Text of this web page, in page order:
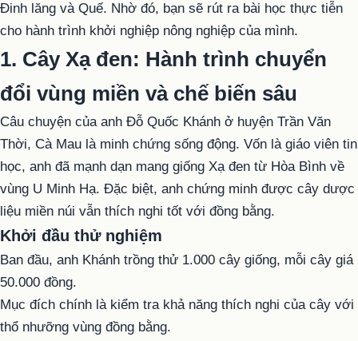
Đinh lăng và Quế. Nhờ đó, bạn sẽ rút ra bài học thực tiễn
cho hành trình khởi nghiệp nông nghiệp của mình.
1. Cây Xạ đen: Hành trình chuyển
đổi vùng miền và chế biến sâu
Câu chuyện của anh Đỗ Quốc Khánh ở huyện Trần Văn
Thời, Cà Mau là minh chứng sống động. Vốn là giáo viên tin
học, anh đã mạnh dạn mang giống Xạ đen từ Hòa Bình về
vùng U Minh Hạ. Đặc biệt, anh chứng minh được cây dược
liệu miền núi vẫn thích nghi tốt với đồng bằng.
Khởi đầu thử nghiệm
Ban đầu, anh Khánh trồng thử 1.000 cây giống, mỗi cây giá
50.000 đồng.
Mục đích chính là kiểm tra khả năng thích nghi của cây với
thổ nhưỡng vùng đồng bằng.